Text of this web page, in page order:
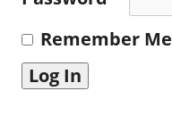
Remember Me